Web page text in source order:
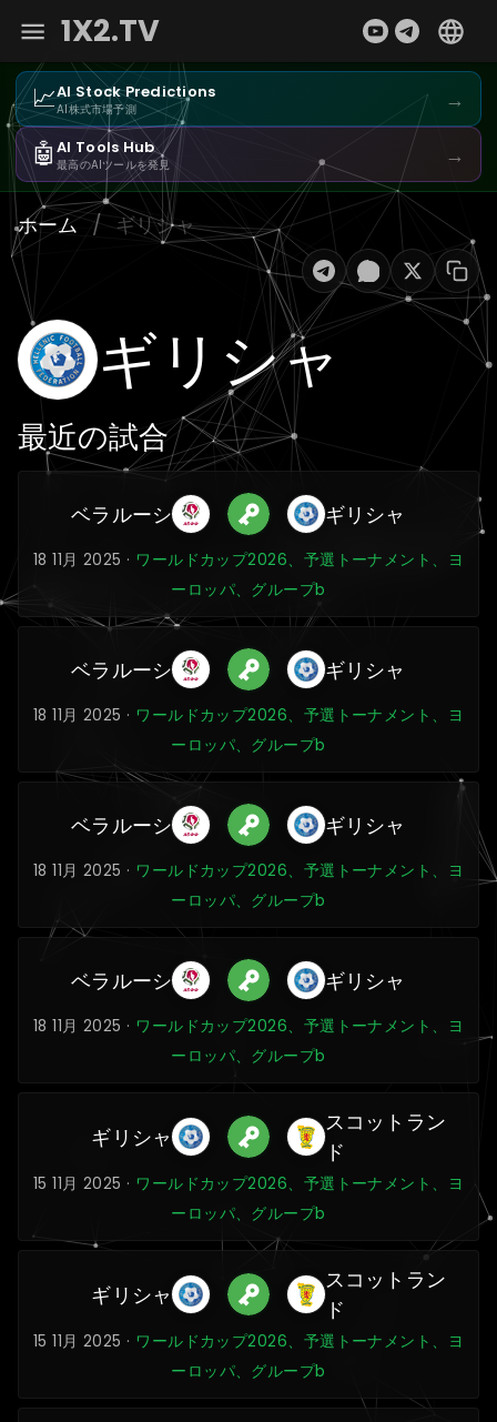
1X2.TV
📈AI Stock Predictions
AI株式市場予測 →
🤖AI Tools Hub
最高のAIツールを発見 →
ホーム / ギリシャ
ギリシャ
最近の試合
ベラルーシ ギリシャ
18 11月 2025 · ワールドカップ2026、予選トーナメント、ヨ
ーロッパ、グループb
ベラルーシ ギリシャ
18 11月 2025 · ワールドカップ2026、予選トーナメント、ヨ
ーロッパ、グループb
ベラルーシ ギリシャ
18 11月 2025 · ワールドカップ2026、予選トーナメント、ヨ
ーロッパ、グループb
ベラルーシ ギリシャ
18 11月 2025 · ワールドカップ2026、予選トーナメント、ヨ
ーロッパ、グループb
ギリシャ
スコットラン
ド
15 11月 2025 · ワールドカップ2026、予選トーナメント、ヨ
ーロッパ、グループb
ギリシャ
スコットラン
ド
15 11月 2025 · ワールドカップ2026、予選トーナメント、ヨ
ーロッパ、グループb